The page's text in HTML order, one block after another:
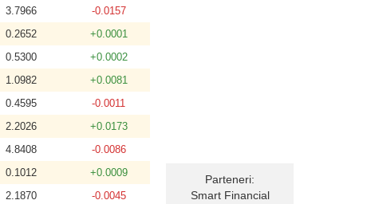
3.7966
-0.0157
0.2652
+0.0001
0.5300
+0.0002
1.0982
+0.0081
0.4595
-0.0011
2.2026
+0.0173
4.8408
-0.0086
0.1012
+0.0009
2.1870
-0.0045
Parteneri:
Smart Financial